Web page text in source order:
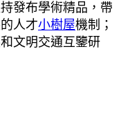
發布學術精品，帶
人才小樹屋機制；
文明交通互鑒研